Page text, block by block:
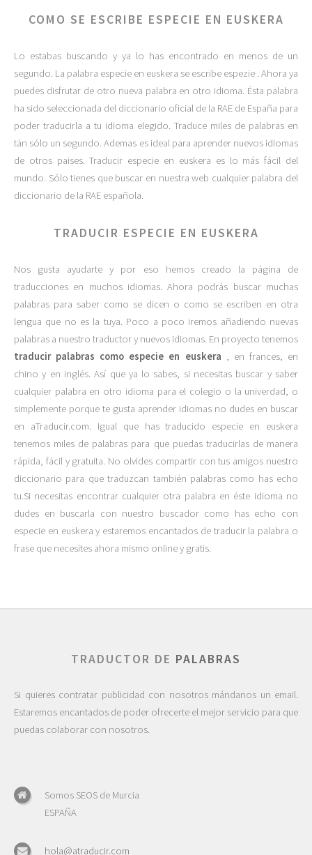
COMO SE ESCRIBE ESPECIE EN EUSKERA
Lo estabas buscando y ya lo has encontrado en menos de un
segundo. La palabra especie en euskera se escribe espezie . Ahora ya
puedes disfrutar de otro nueva palabra en otro idioma. Ésta palabra
ha sido seleccionada del diccionario oficial de la RAE de España para
poder traducirla a tu idioma elegido. Traduce miles de palabras en
tán sólo un segundo. Ademas es ideal para aprender nuevos idiomas
de otros paises. Traducir especie en euskera es lo más fácil del
mundo. Sólo tienes que buscar en nuestra web cualquier palabra del
diccionario de la RAE española.
TRADUCIR ESPECIE EN EUSKERA
Nos gusta ayudarte y por eso hemos creado la página de
traducciones en muchos idiomas. Ahora podrás buscar muchas
palabras para saber como se dicen o como se escriben en otra
lengua que no es la tuya. Poco a poco iremos añadiendo nuevas
palabras a nuestro traductor y nuevos idiomas. En proyecto tenemos
traducir palabras como especie en euskera
, en frances, en
chino y en inglés. Así que ya lo sabes, si necesitas buscar y saber
cualquier palabra en otro idioma para el colegio o la univerdad, o
simplemente porque te gusta aprender idiomas no dudes en buscar
en aTraducir.com. Igual que has traducido especie en euskera
tenemos miles de palabras para que puedas traducirlas de manera
rápida, fácil y gratuita. No olvides compartir con tus amigos nuestro
diccionario para que traduzcan también palabras como has echo
tu.Si necesitas encontrar cualquier otra palabra en éste idioma no
dudes en buscarla con nuestro buscador como has echo con
especie en euskera y estaremos encantados de traducir la palabra o
frase que necesites ahora mismo online y gratis.
TRADUCTOR DE PALABRAS
Si quieres contratar publicidad con nosotros mándanos un email.
Estaremos encantados de poder ofrecerte el mejor servicio para que
puedas colaborar con nosotros.
Somos SEOS de Murcia
ESPAÑA
hola@atraducir.com